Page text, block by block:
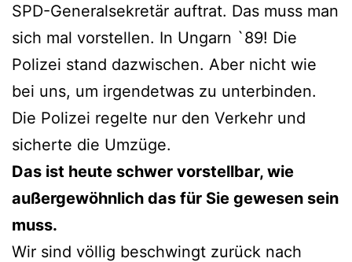
SPD-Generalsekretär auftrat. Das muss man
sich mal vorstellen. In Ungarn `89! Die
Polizei stand dazwischen. Aber nicht wie
bei uns, um irgendetwas zu unterbinden.
Die Polizei regelte nur den Verkehr und
sicherte die Umzüge.
Das ist heute schwer vorstellbar, wie
außergewöhnlich das für Sie gewesen sein
muss.
Wir sind völlig beschwingt zurück nach